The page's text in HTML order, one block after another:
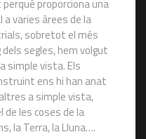
proporciona una
varies àrees de la
sobretot el més
segles, hem volgut
simple vista. Els
ens hi han anat
a simple vista,
de les coses de la
la Terra, la Lluna….